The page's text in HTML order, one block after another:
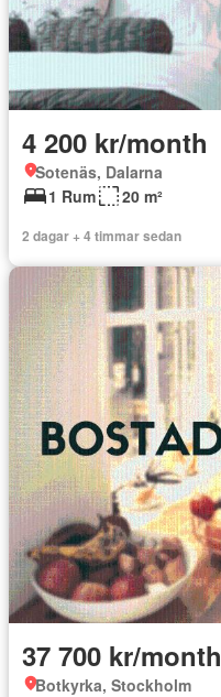
4 200 kr/month
Sotenäs, Dalarna
1 Rum
20 m²
2 dagar + 4 timmar sedan
37 700 kr/month
Botkyrka, Stockholm